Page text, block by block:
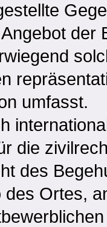
der
umfasst.
die
des
des Ortes,